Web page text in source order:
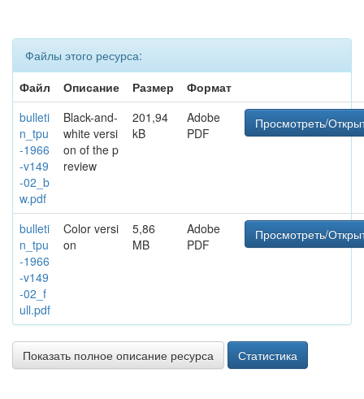
Файлы этого ресурса:
Файл
Описание Размер
Формат
bulleti
n_tpu
-1966
-v149
-02_b
w.pdf
Black-and-
white versi
on of the p
review
201,94
kB
Adobe
PDF
Просмотреть/
bulleti
n_tpu
-1966
-v149
-02_f
ull.pdf
Color versi
on
5,86
MB
Adobe
PDF
Просмотреть/
Показать полное описание ресурса Статистика